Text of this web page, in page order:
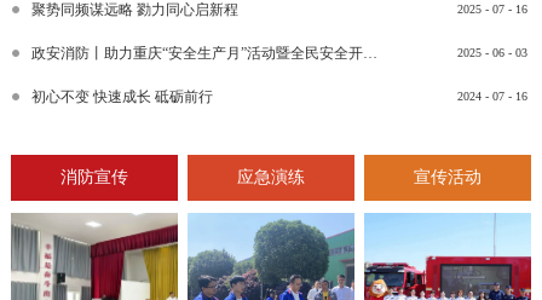
2025 - 07 - 16
聚势同频谋远略 勠力同心启新程
2025 - 06 - 03
政安消防丨助力重庆“安全生产月”活动暨全民安全开放日活动
2024 - 07 - 16
初心不变 快速成长 砥砺前行
消防宣传 应急演练 宣传活动